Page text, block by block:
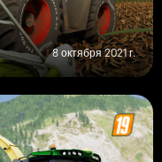
8 октября 2021 г.